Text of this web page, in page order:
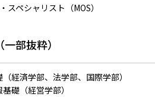
ペシャリスト（MOS）
部抜粋）
経済学部、法学部、国際学部）
礎（経営学部）